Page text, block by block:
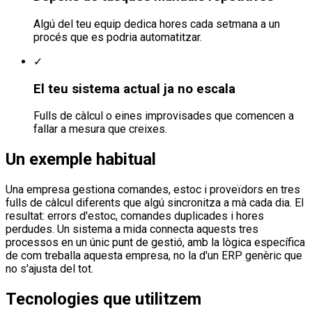
Algú del teu equip dedica hores cada setmana a un
procés que es podria automatitzar.
✓
El teu sistema actual ja no escala
Fulls de càlcul o eines improvisades que comencen a
fallar a mesura que creixes.
Un exemple habitual
Una empresa gestiona comandes, estoc i proveïdors en tres
fulls de càlcul diferents que algú sincronitza a mà cada dia. El
resultat: errors d'estoc, comandes duplicades i hores
perdudes. Un sistema a mida connecta aquests tres
processos en un únic punt de gestió, amb la lògica específica
de com treballa aquesta empresa, no la d'un ERP genèric que
no s'ajusta del tot.
Tecnologies que utilitzem